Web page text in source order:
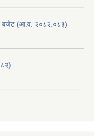
बजेट (आ.व. २०८२.०८३)